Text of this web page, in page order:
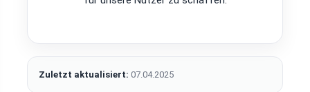
Zuletzt aktualisiert: 07.04.2025